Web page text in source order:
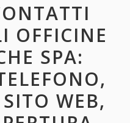
OFFICINE
SPA:
WEB,